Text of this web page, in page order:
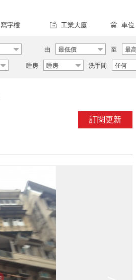
寫字樓 工業大廈 車位
由 最低價 至
最
睡房 睡房 洗手間 任何
訂閱更新